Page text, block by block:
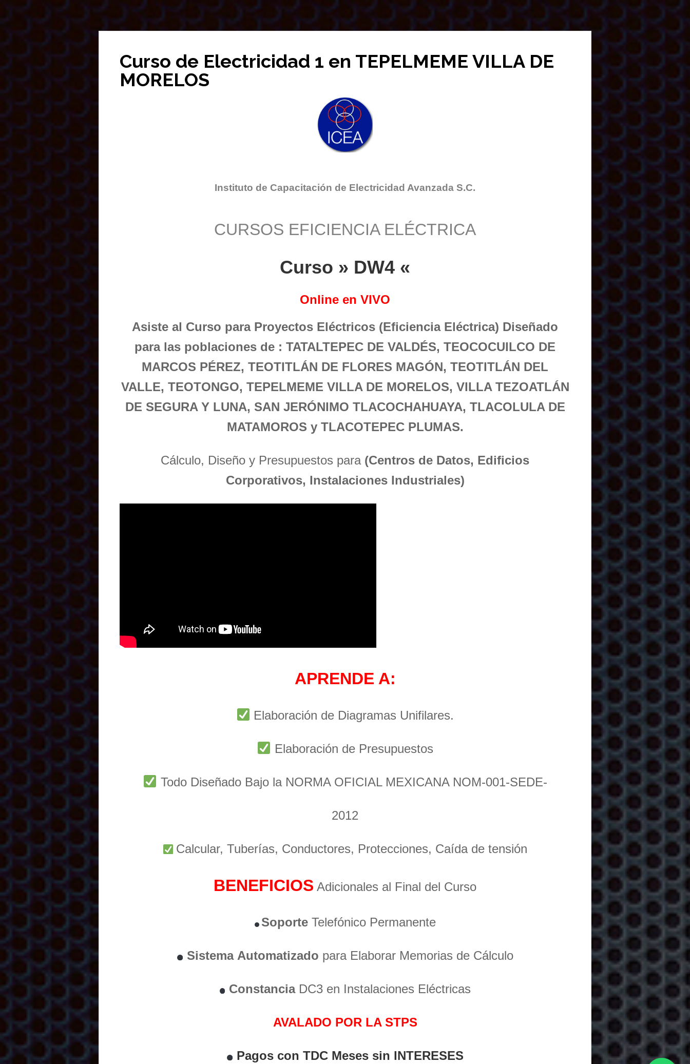
Curso de Electricidad 1 en TEPELMEME VILLA DE
MORELOS
Instituto de Capacitación de Electricidad Avanzada S.C.
CURSOS EFICIENCIA ELÉCTRICA
Curso » DW4 «
Online en VIVO
Asiste al Curso para Proyectos Eléctricos (Eficiencia Eléctrica) Diseñado
para las poblaciones de : TATALTEPEC DE VALDÉS, TEOCOCUILCO DE
MARCOS PÉREZ, TEOTITLÁN DE FLORES MAGÓN, TEOTITLÁN DEL
VALLE, TEOTONGO, TEPELMEME VILLA DE MORELOS, VILLA TEZOATLÁN
DE SEGURA Y LUNA, SAN JERÓNIMO TLACOCHAHUAYA, TLACOLULA DE
MATAMOROS y TLACOTEPEC PLUMAS.
Cálculo, Diseño y Presupuestos para (Centros de Datos, Edificios
Corporativos, Instalaciones Industriales)
APRENDE A:
Elaboración de Diagramas Unifilares.
Elaboración de Presupuestos
Todo Diseñado Bajo la NORMA OFICIAL MEXICANA NOM-001-SEDE-
2012
Calcular, Tuberías, Conductores, Protecciones, Caída de tensión
BENEFICIOS Adicionales al Final del Curso
Soporte Telefónico Permanente
Sistema Automatizado para Elaborar Memorias de Cálculo
ConstanciaDC3 en Instalaciones Eléctricas
AVALADO POR LA STPS
Pagos con TDC Meses sin INTERESES